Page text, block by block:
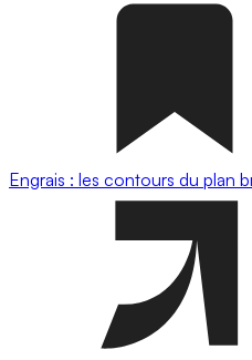
Engrais : les contours du plan